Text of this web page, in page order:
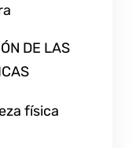
DE LAS
física